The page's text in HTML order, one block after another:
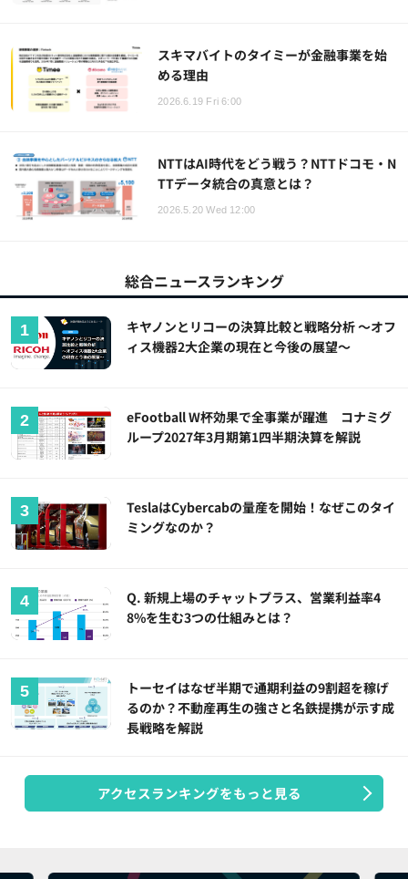
スキマバイトのタイミーが金融事業を始
める理由
2026.6.19 Fri 6:00
NTTはAI時代をどう戦う？NTTドコモ・N
TTデータ統合の真意とは？
2026.5.20 Wed 12:00
総合ニュースランキング
キヤノンとリコーの決算比較と戦略分析 ～オフ
ィス機器2大企業の現在と今後の展望～
eFootball W杯効果で全事業が躍進 コナミグ
ループ2027年3月期第1四半期決算を解説
TeslaはCybercabの量産を開始！なぜこのタイ
ミングなのか？
Q. 新規上場のチャットプラス、営業利益率4
8%を生む3つの仕組みとは？
トーセイはなぜ半期で通期利益の9割超を稼げ
るのか？不動産再生の強さと名鉄提携が示す成
長戦略を解説
アクセスランキングをもっと見る